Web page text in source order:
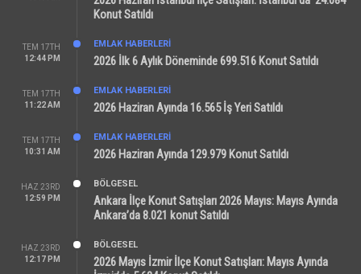
Konut Satıldı
TEM 17TH
12:44 PM
EMLAK HABERLERI
2026 İlk 6 Aylık Döneminde 699.516 Konut Satıldı
TEM 17TH
11:22 AM
EMLAK HABERLERI
2026 Haziran Ayında 16.565 İş Yeri Satıldı
TEM 17TH
10:31 AM
EMLAK HABERLERI
2026 Haziran Ayında 129.979 Konut Satıldı
HAZ 23RD
12:59 PM
BÖLGESEL
Ankara İlçe Konut Satışları 2026 Mayıs: Mayıs Ayında
Ankara’da 8.021 konut Satıldı
HAZ 23RD
12:17 PM
BÖLGESEL
2026 Mayıs İzmir İlçe Konut Satışları: Mayıs Ayında